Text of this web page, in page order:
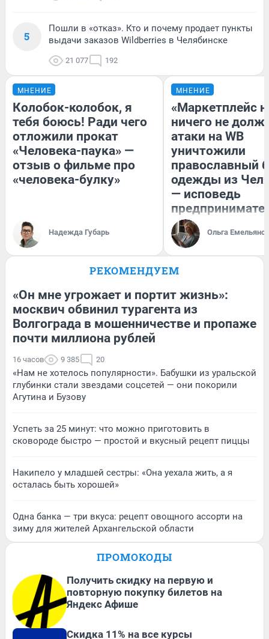
5
Пошли в «отказ». Кто и почему продает пункты
выдачи заказов Wildberries в Челябинске
21 077 192
МНЕНИЕ
Колобок-колобок, я
тебя боюсь! Ради чего
отложили прокат
«Человека-паука» —
отзыв о фильме про
«человека-булку»
Надежда Губарь
МНЕНИЕ
«Маркетплейс
ничего не
атаки на WB
уничтожили
православный
одежды из
— исповедь
Ольга
РЕКОМЕНДУЕМ
«Он мне угрожает и портит жизнь»:
москвич обвинил турагента из
Волгограда в мошенничестве и пропаже
почти миллиона рублей
16 часов 9 385 20
«Нам не хотелось популярности». Бабушки из уральской
глубинки стали звездами соцсетей — они покорили
Агутина и Бузову
Успеть за 25 минут: что можно приготовить в
сковороде быстро — простой и вкусный рецепт пиццы
Накипело у младшей сестры: «Она уехала жить, а я
осталась быть хорошей»
Одна банка — три вкуса: рецепт овощного ассорти на
зиму для жителей Архангельской области
ПРОМОКОДЫ
Получить скидку на первую и
повторную покупку билетов на
Яндекс Афише
Скидка 11% на все курсы